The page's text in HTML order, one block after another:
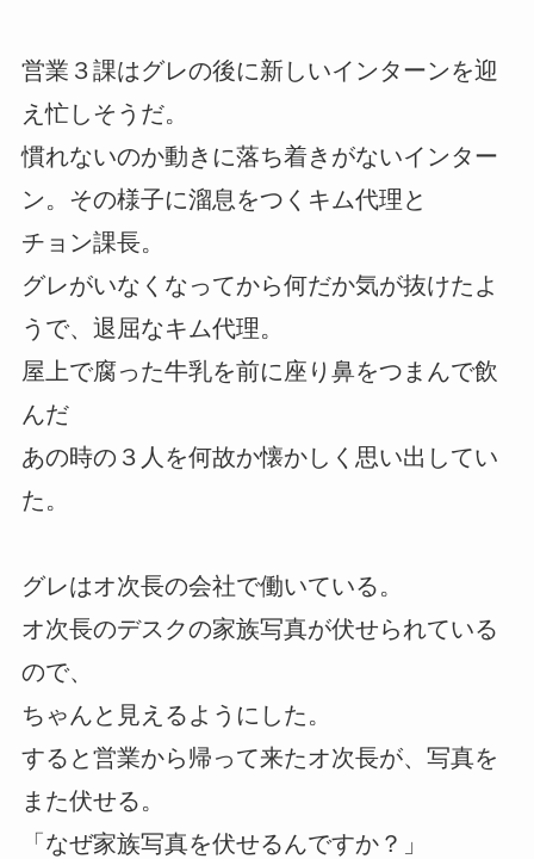
営業３課はグレの後に新しいインターンを迎
え忙しそうだ。
慣れないのか動きに落ち着きがないインター
ン。その様子に溜息をつくキム代理と
チョン課長。
グレがいなくなってから何だか気が抜けたよ
うで、退屈なキム代理。
屋上で腐った牛乳を前に座り鼻をつまんで飲
んだ
あの時の３人を何故か懐かしく思い出してい
た。
グレはオ次長の会社で働いている。
オ次長のデスクの家族写真が伏せられている
ので、
ちゃんと見えるようにした。
すると営業から帰って来たオ次長が、写真を
また伏せる。
「なぜ家族写真を伏せるんですか？」